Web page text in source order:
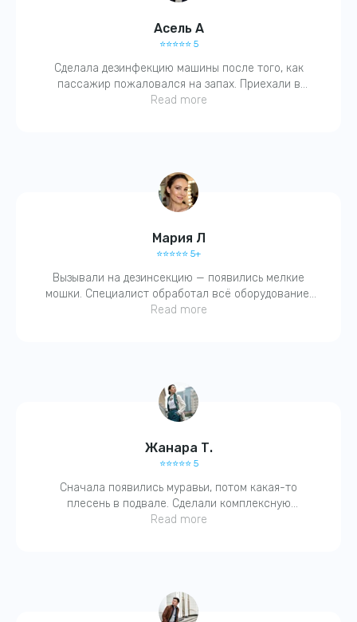
Асель А
⭐️⭐️⭐️⭐️⭐️ 5
Сделала дезинфекцию машины после того, как
пассажир пожаловался на запах. Приехали в
течение часа, выдали справку, всё чётко. Запах
Read more
Мария Л
⭐️⭐️⭐️⭐️⭐️ 5+
Вызывали на дезинсекцию — появились мелкие
мошки. Специалист обработал всё оборудование,
вентиляцию. На следующий день — чисто. Спасибо,
Read more
Жанара Т.
⭐️⭐️⭐️⭐️⭐️ 5
Сначала появились муравьи, потом какая-то
плесень в подвале. Сделали комплексную
обработку. Через пару дней — всё исчезло! Очень
Read more
График работы:
Ежедневно 24/7